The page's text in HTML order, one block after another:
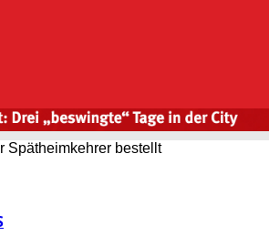
Spätheimkehrer bestellt